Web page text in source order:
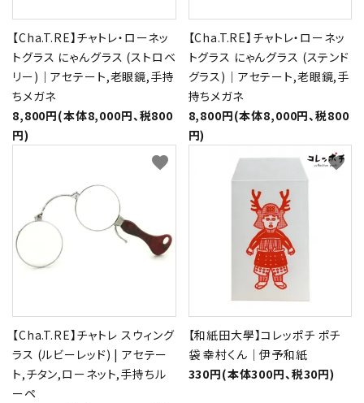
【Cha.T.RE】チャトレ・ローネッ
トグラス にゃんグラス (ストロベ
リー)｜アセテート,老眼鏡,手持
ちメガネ
8,800円(本体8,000円、税800
円)
【Cha.T.RE】チャトレ・ローネッ
トグラス にゃんグラス (ステンド
グラス)｜アセテート,老眼鏡,手
持ちメガネ
8,800円(本体8,000円、税800
円)
【Cha.T.RE】チャトレ スウィング
ラス (ルビーレッド) | アセテー
ト,チタン,ローネット,手持ちル
ーペ
favorite
【和紙田大學】コレッポチ ポチ
袋 幸村くん｜伊予和紙
330円(本体300円、税30円)
favorite